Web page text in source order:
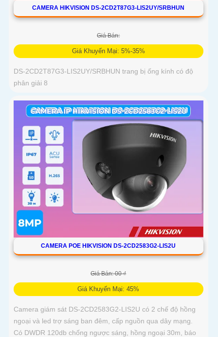
CAMERA HIKVISION DS-2CD2T87G3-LIS2UY/SRBHUN
Giá Bán:
Giá Khuyến Mại: 5%-35%
DS-2CD2T87G3-LIS2UY/SRBHUN trang bị ống kính có độ
phân giải 8
CAMERA POE HIKVISION DS-2CD2583G2-LIS2U
Giá Bán: 00 ₫
Giá Khuyến Mại: 45%
Camera giám sát DS-2CD2583G2-LIS2U có 2 chế độ hồng
ngoại và led trợ sáng ban đêm, cấp nguồn qua dây mạng.
Có DWDR 120db chống ngược sáng, hồng ngoại 30m, báo